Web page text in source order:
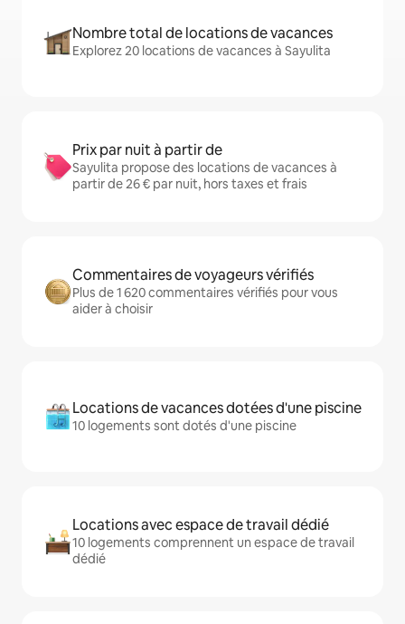
Nombre total de locations de vacances
Explorez 20 locations de vacances à Sayulita
Prix par nuit à partir de
Sayulita propose des locations de vacances à
partir de 26 € par nuit, hors taxes et frais
Commentaires de voyageurs vérifiés
Plus de 1 620 commentaires vérifiés pour vous
aider à choisir
Locations de vacances dotées d'une piscine
10 logements sont dotés d'une piscine
Locations avec espace de travail dédié
10 logements comprennent un espace de travail
dédié